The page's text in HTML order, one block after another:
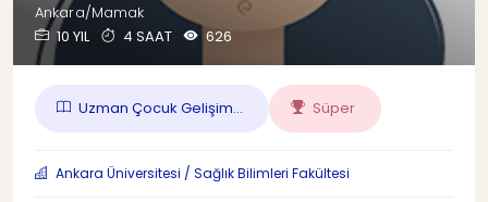
Ankara/Mamak
10 YIL
4 SAAT 626
Uzman Çocuk Gelişim... Süper
Ankara Üniversitesi / Sağlık Bilimleri Fakültesi